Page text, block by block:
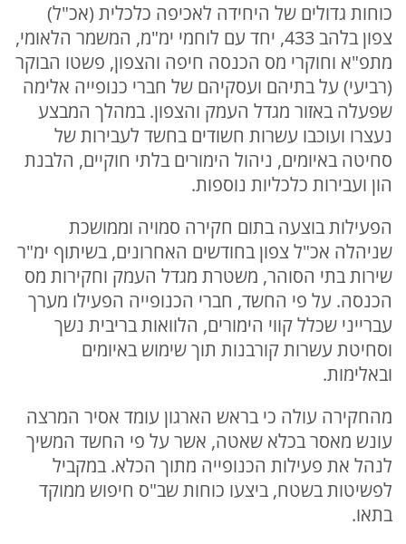
כוחות גדולים של היחידה לאכיפה כלכלית (אכ"ל)
צפון בלהב 433, יחד עם לוחמי ימ"מ, המשמר הלאומי,
מתפ"א וחוקרי מס הכנסה חיפה והצפון, פשטו הבוקר
(רביעי) על בתיהם ועסקיהם של חברי כנופייה אלימה
שפעלה באזור מגדל העמק והצפון. במהלך המבצע
נעצרו ועוכבו עשרות חשודים בחשד לעבירות של
סחיטה באיומים, ניהול הימורים בלתי חוקיים, הלבנת
הון ועבירות כלכליות נוספות.
הפעילות בוצעה בתום חקירה סמויה וממושכת
שניהלה אכ"ל צפון בחודשים האחרונים, בשיתוף ימ"ר
שירות בתי הסוהר, משטרת מגדל העמק וחקירות מס
הכנסה. על פי החשד, חברי הכנופייה הפעילו מערך
עברייני שכלל קווי הימורים, הלוואות בריבית נשך
וסחיטת עשרות קורבנות תוך שימוש באיומים
ובאלימות.
מהחקירה עולה כי בראש הארגון עומד אסיר המרצה
עונש מאסר בכלא שאטה, אשר על פי החשד המשיך
לנהל את פעילות הכנופייה מתוך הכלא. במקביל
לפשיטות בשטח, ביצעו כוחות שב"ס חיפוש ממוקד
בתאו.